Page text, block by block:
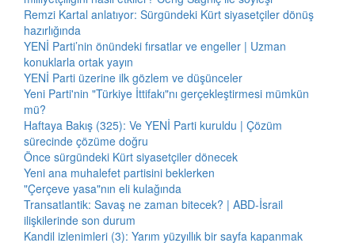
Remzi Kartal anlatıyor: Sürgündeki Kürt siyasetçiler dönüş
hazırlığında
YENİ Parti’nin önündeki fırsatlar ve engeller | Uzman
konuklarla ortak yayın
YENİ Parti üzerine ilk gözlem ve düşünceler
Yeni Parti'nin "Türkiye İttifakı"nı gerçekleştirmesi mümkün
mü?
Haftaya Bakış (325): Ve YENİ Parti kuruldu | Çözüm
sürecinde çözüme doğru
Önce sürgündeki Kürt siyasetçiler dönecek
Yeni ana muhalefet partisini beklerken
"Çerçeve yasa"nın eli kulağında
Transatlantik: Savaş ne zaman bitecek? | ABD-İsrail
ilişkilerinde son durum
Kandil izlenimleri (3): Yarım yüzyıllık bir sayfa kapanmak